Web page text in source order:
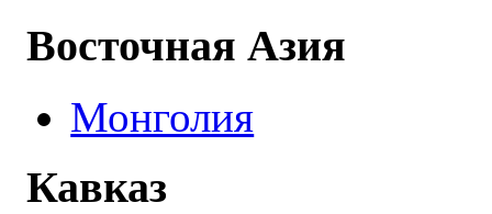
Восточная Азия
Монголия
Кавказ